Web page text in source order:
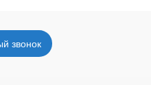
звонок